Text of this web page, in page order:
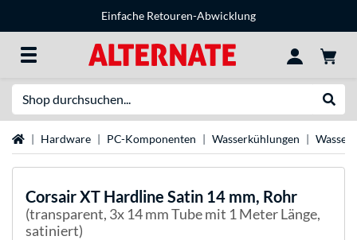
Einfache Retouren-Abwicklung
StartseiteHardware PC-Komponenten Wasserkühlungen
CorsairXT Hardline Satin 14 mm, Rohr
(transparent, 3x 14 mm Tube mit 1 Meter Länge,
satiniert)